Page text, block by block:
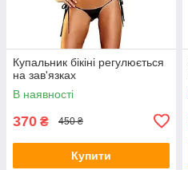
Купальник бікіні регулюється
на зав'язках
В наявності
370 ₴ 450 ₴
Купити